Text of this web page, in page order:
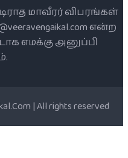
மாவீரர் விபரங்கள்
என்ற
எமக்கு அனுப்பி
| All rights reserved